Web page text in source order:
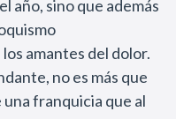
año, sino que además
amantes del dolor.
no es más que
franquicia que al